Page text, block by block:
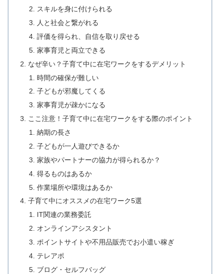
スキルを身に付けられる
人と社会と繋がれる
評価を得られ、自信を取り戻せる
家事育児と両立できる
なぜ辛い？子育て中に在宅ワークをするデメリット
時間の確保が難しい
子どもが邪魔してくる
家事育児が疎かになる
ここ注意！子育て中に在宅ワークをする際のポイント
納期の長さ
子どもが一人遊びできるか
家族やパートナーの協力が得られるか？
得るものはあるか
作業場所や環境はあるか
子育て中にオススメの在宅ワーク5選
IT関連の業務委託
オンラインアシスタント
ポイントサイトや不用品販売でお小遣い稼ぎ
テレアポ
ブログ・セルフバッグ